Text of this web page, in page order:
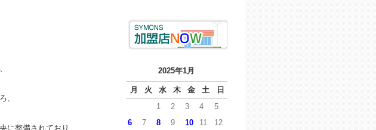
、
に整備されており、
2025年1月
月 火 水 木 金 土 日
1 2 3 4
5
6
7 8 9 10 11
12